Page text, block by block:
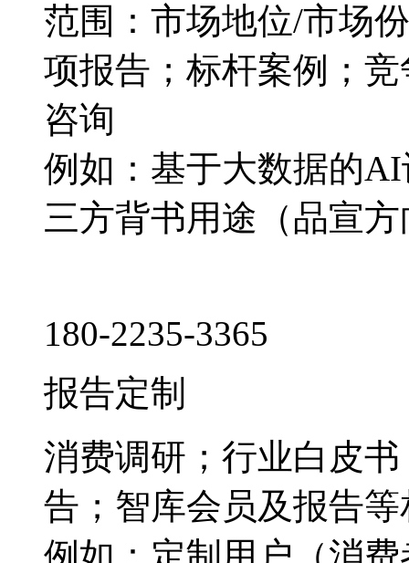
范围：市场地位/市场
项报告；标杆案例；
咨询
例如：基于大数据的
三方背书用途（品宣
180-2235-3365
报告定制
消费调研；行业白皮
告；智库会员及报告